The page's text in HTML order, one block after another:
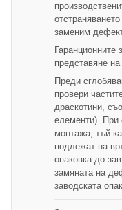
заменим
представяне
Преди
провери
драскотини,
елементи). При
монтажа, тъй
подлежат на
опаковка до
замяната на
заводската